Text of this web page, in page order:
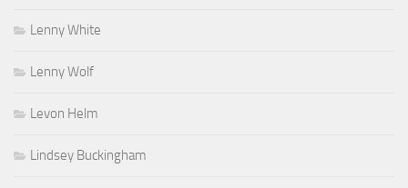
Lenny White
Lenny Wolf
Levon Helm
Lindsey Buckingham